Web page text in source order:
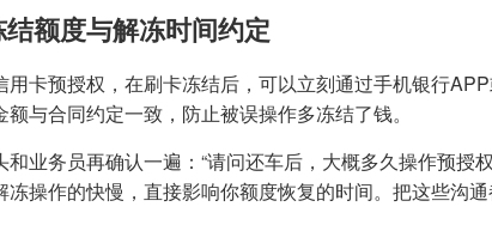
额度与解冻时间约定
用卡预授权，在刷卡冻结后，可以立刻通过手机银行APP
额与合同约定一致，防止被误操作多冻结了钱。
和业务员再确认一遍：“请问还车后，大概多久操作预授
操作的快慢，直接影响你额度恢复的时间。把这些沟通